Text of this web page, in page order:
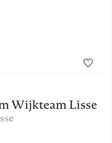
Wijkteam Lisse